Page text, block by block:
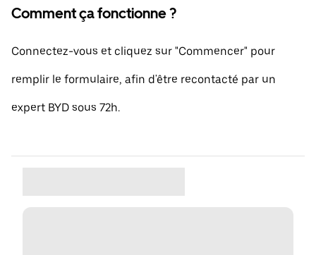
Comment ça fonctionne ?
Connectez-vous et cliquez sur "Commencer" pour
remplir le formulaire, afin d'être recontacté par un
expert BYD sous 72h.